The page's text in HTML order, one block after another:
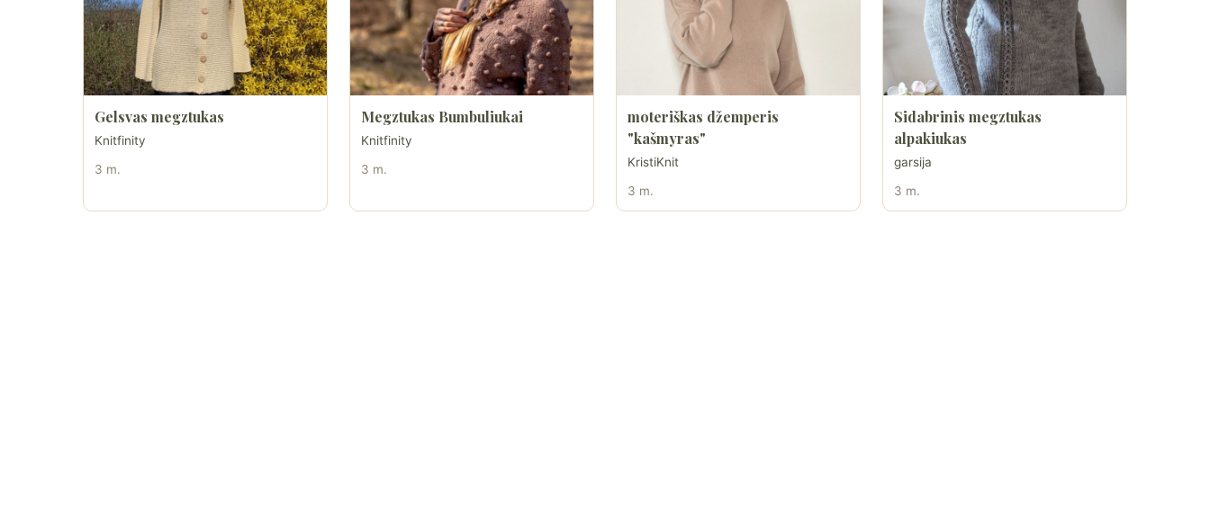
Gelsvas megztukas
Knitfinity
3 m.
Megztukas Bumbuliukai
Knitfinity
3 m.
moteriškas džemperis
"kašmyras"
KristiKnit
3 m.
Sidabrinis megztukas
alpakiukas
garsija
3 m.